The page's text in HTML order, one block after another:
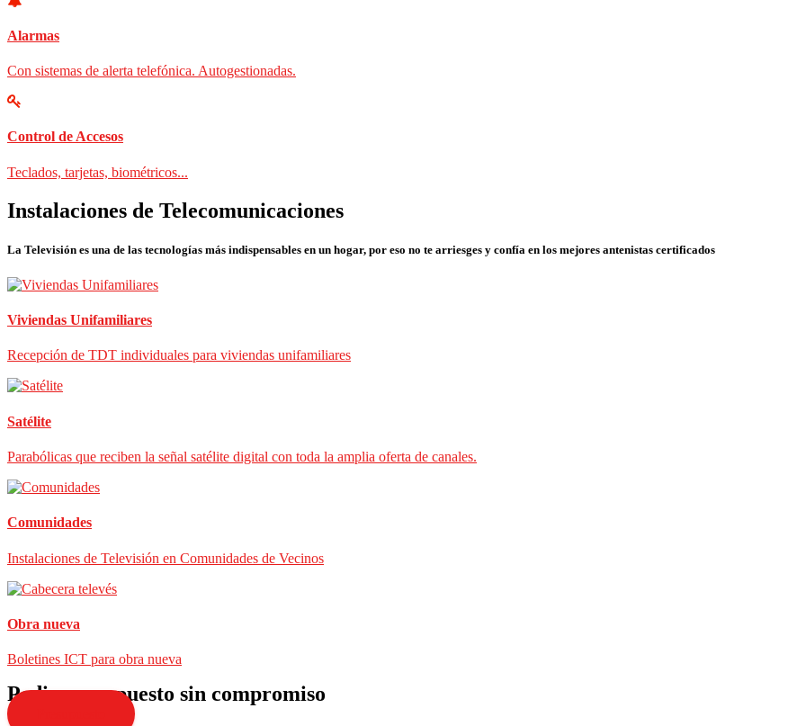
Alarmas
Con sistemas de alerta telefónica. Autogestionadas.
Control de Accesos
Teclados, tarjetas, biométricos...
Instalaciones de Telecomunicaciones
La Televisión es una de las tecnologías más indispensables en un hogar, por eso no te arriesges y confía en los mejores antenistas certificados
Viviendas Unifamiliares
Recepción de TDT individuales para viviendas unifamiliares
Satélite
Parabólicas que reciben la señal satélite digital con toda la amplia oferta de canales.
Comunidades
Instalaciones de Televisión en Comunidades de Vecinos
Obra nueva
Boletines ICT para obra nueva
Pedir presupuesto sin compromiso